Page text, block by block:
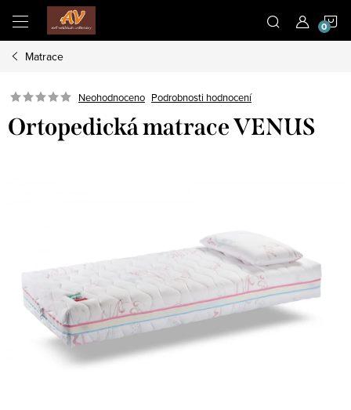
obsah
Matrace
Neohodnoceno Podrobnosti hodnocení
Ortopedická matrace VENUS